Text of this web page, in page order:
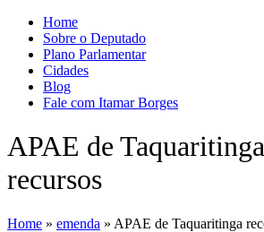
Home
Sobre o Deputado
Plano Parlamentar
Cidades
Blog
Fale com Itamar Borges
APAE de
recursos
Home » emenda » APAE de Taquaritinga